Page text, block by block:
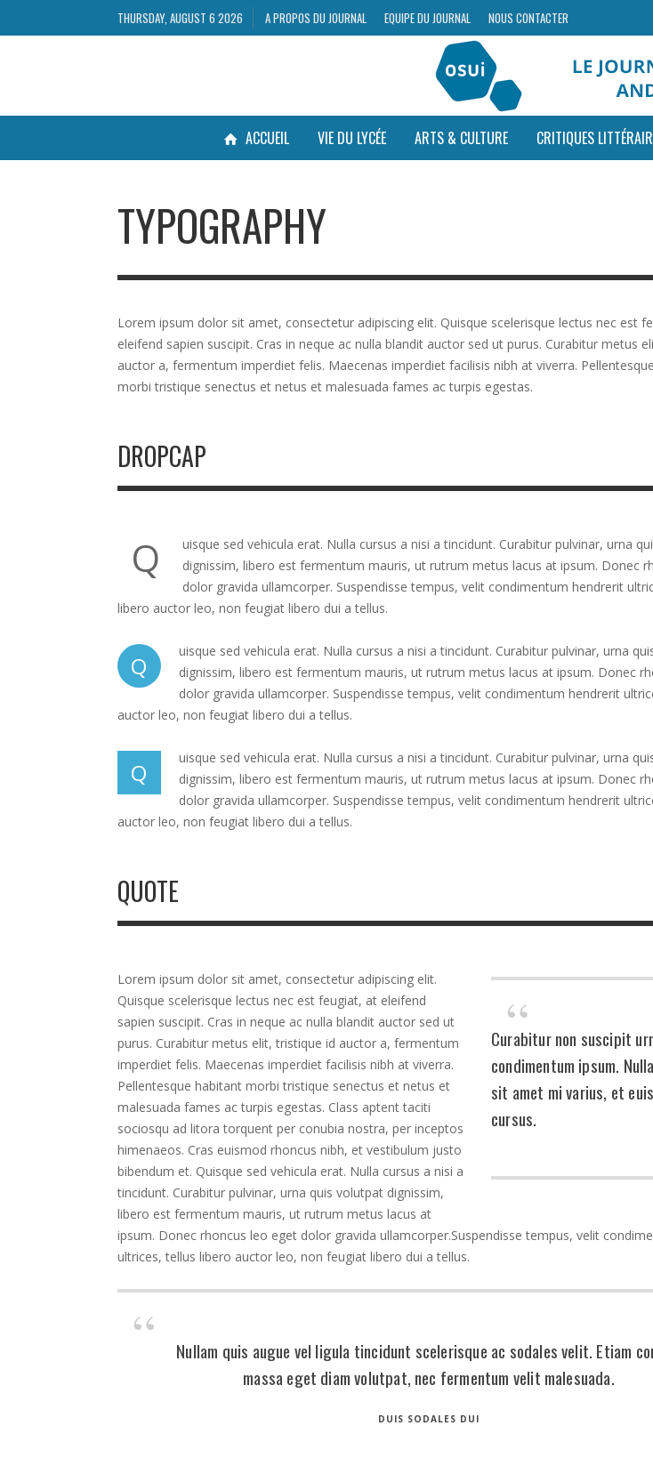
THURSDAY, AUGUST 6 2026 A PROPOS DU JOURNAL EQUIPE DU JOURNAL NOUS CONTACTER
ACCUEIL VIE DU LYCÉE ARTS & CULTURE CRITIQUES
TYPOGRAPHY
Lorem ipsum dolor sit amet, consectetur adipiscing elit. Quisque scelerisque lectus nec est
eleifend sapien suscipit. Cras in neque ac nulla blandit auctor sed ut purus. Curabitur metus
auctor a, fermentum imperdiet felis. Maecenas imperdiet facilisis nibh at viverra.
morbi tristique senectus et netus et malesuada fames ac turpis egestas.
DROPCAP
Q
uisque sed vehicula erat. Nulla cursus a nisi a tincidunt. Curabitur pulvinar, urna
dignissim, libero est fermentum mauris, ut rutrum metus lacus at ipsum. Donec
dolor gravida ullamcorper. Suspendisse tempus, velit condimentum hendrerit
libero auctor leo, non feugiat libero dui a tellus.
Q
uisque sed vehicula erat. Nulla cursus a nisi a tincidunt. Curabitur pulvinar, urna
dignissim, libero est fermentum mauris, ut rutrum metus lacus at ipsum. Donec
dolor gravida ullamcorper. Suspendisse tempus, velit condimentum hendrerit
auctor leo, non feugiat libero dui a tellus.
Q
uisque sed vehicula erat. Nulla cursus a nisi a tincidunt. Curabitur pulvinar, urna
dignissim, libero est fermentum mauris, ut rutrum metus lacus at ipsum. Donec
dolor gravida ullamcorper. Suspendisse tempus, velit condimentum hendrerit
auctor leo, non feugiat libero dui a tellus.
QUOTE
Curabitur non suscipit
condimentum ipsum.
sit amet mi varius, et
cursus.
Lorem ipsum dolor sit amet, consectetur adipiscing elit.
Quisque scelerisque lectus nec est feugiat, at eleifend
sapien suscipit. Cras in neque ac nulla blandit auctor sed ut
purus. Curabitur metus elit, tristique id auctor a, fermentum
imperdiet felis. Maecenas imperdiet facilisis nibh at viverra.
Pellentesque habitant morbi tristique senectus et netus et
malesuada fames ac turpis egestas. Class aptent taciti
sociosqu ad litora torquent per conubia nostra, per inceptos
himenaeos. Cras euismod rhoncus nibh, et vestibulum justo
bibendum et. Quisque sed vehicula erat. Nulla cursus a nisi a
tincidunt. Curabitur pulvinar, urna quis volutpat dignissim,
libero est fermentum mauris, ut rutrum metus lacus at
ipsum. Donec rhoncus leo eget dolor gravida ullamcorper.Suspendisse tempus, velit
ultrices, tellus libero auctor leo, non feugiat libero dui a tellus.
Nullam quis augue vel ligula tincidunt scelerisque ac sodales velit. Etiam
massa eget diam volutpat, nec fermentum velit malesuada.
DUIS SODALES DUI